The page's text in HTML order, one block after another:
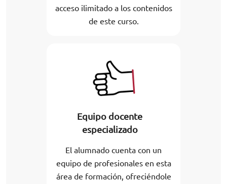
acceso ilimitado a los contenidos
de este curso.
Equipo docente
especializado
El alumnado cuenta con un
equipo de profesionales en esta
área de formación, ofreciéndole